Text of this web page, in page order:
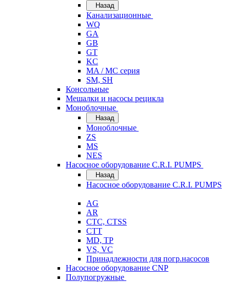
Назад
Канализационные
WQ
GA
GB
GT
KC
MA / MC серия
SM, SH
Консольные
Мешалки и насосы рецикла
Моноблочные
Назад
Моноблочные
ZS
MS
NES
Насосное оборудование C.R.I. PUMPS
Назад
Насосное оборудование C.R.I. PUMPS
AG
AR
CTC, CTSS
CTT
MD, TP
VS, VC
Принадлежности для погр.насосов
Насосное оборудование CNP
Полупогружные